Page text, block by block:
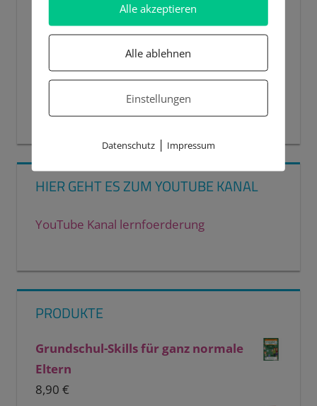
HIER GEHT ES ZUM YOUTUBE KANAL
YouTube Kanal lernfoerderung
PRODUKTE
Grundschul-Skills für ganz normale
Eltern
8,90 €
Alle akzeptieren
Alle ablehnen
Einstellungen
Datenschutz| Impressum